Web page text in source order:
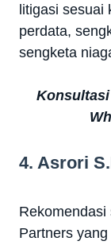
litigasi sesuai
perdata,
sengketa
4. Asrori
Partners